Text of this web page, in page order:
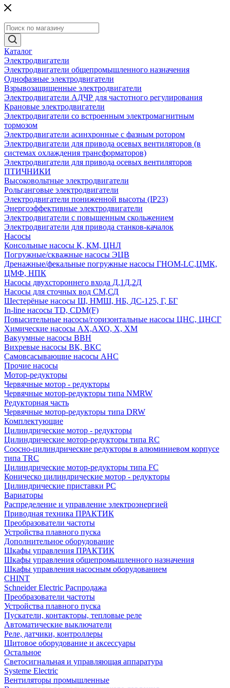
Каталог
Электродвигатели
Электродвигатели общепромышленного назначения
Однофазные электродвигатели
Взрывозащищенные электродвигатели
Электродвигатели АДЧР для частотного регулирования
Крановые электродвигатели
Электродвигатели со встроенным электромагнитным
тормозом
Электродвигатели асинхронные с фазным ротором
Электродвигатели для привода осевых вентиляторов (в
системах охлаждения трансформаторов)
Электродвигатели для привода осевых вентиляторов
ПТИЧНИКИ
Высоковольтные электродвигатели
Рольганговые электродвигатели
Электродвигатели пониженной высоты (IP23)
Энергоэффективные электродвигатели
Электродвигатели с повышенным скольжением
Электродвигатели для привода станков-качалок
Насосы
Консольные насосы К, КМ, ЦНЛ
Погружные/скважные насосы ЭЦВ
Дренажные/фекальные погружные насосы ГНОМ-LC,ЦМК,
ЦМФ, НПК
Насосы двухстороннего входа Д,1Д,2Д
Насосы для сточных вод СМ,СД
Шестерёные насосы Ш, НМШ, НБ, ДС-125, Г, БГ
In-line насосы TD, CDM(F)
Повысительные насосы/горизонтальные насосы ЦНС, ЦНСГ
Химические насосы АХ,АХО, Х, ХМ
Вакуумные насосы ВВН
Вихревые насосы ВК, ВКС
Самовсасывающие насосы АНС
Прочие насосы
Мотор-редукторы
Червячные мотор - редукторы
Червячные мотор-редукторы типа NMRW
Редукторная часть
Червячные мотор-редукторы типа DRW
Комплектующие
Цилиндрические мотор - редукторы
Цилиндрические мотор-редукторы типа RC
Соосно-цилиндрические редукторы в алюминиевом корпусе
типа TRC
Цилиндрические мотор-редукторы типа FC
Коническо цилиндрические мотор - редукторы
Цилиндрические приставки PC
Вариаторы
Распределение и управление электроэнергией
Приводная техника ПРАКТИК
Преобразователи частоты
Устройства плавного пуска
Дополнительное оборудование
Шкафы управления ПРАКТИК
Шкафы управления общепромышленного назначения
Шкафы управления насосным оборудованием
CHINT
Schneider Electric Распродажа
Преобразователи частоты
Устройства плавного пуска
Пускатели, контакторы, тепловые реле
Автоматические выключатели
Реле, датчики, контроллеры
Щитовое оборудование и аксессуары
Остальное
Светосигнальная и управляющая аппаратура
Systeme Electric
Вентиляторы промышленные